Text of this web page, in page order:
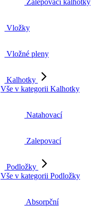
Zalepovací kalhotky
Vložky
Vložné pleny
Kalhotky
Vše v kategorii Kalhotky
Natahovací
Zalepovací
Podložky
Vše v kategorii Podložky
Absorpční